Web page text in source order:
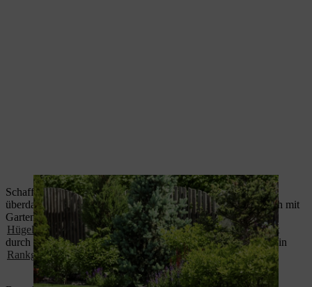
Schaffen Sie einzelne Bereiche und Oasen: Das kann ein
überdachter oder umrankter Sitzplatz, ein Entspannungsbereich mit
Gartenliege, ein
Gemüsebeet, zum Beispiel in Form eines
Hügelbeets
oder einSpielbereich für Kindersein. Abgetrennt
durch hohe Gräser, eine kleine Hecke, eine halbhohe Mauer, ein
RankgitteroderStaudenbeete.